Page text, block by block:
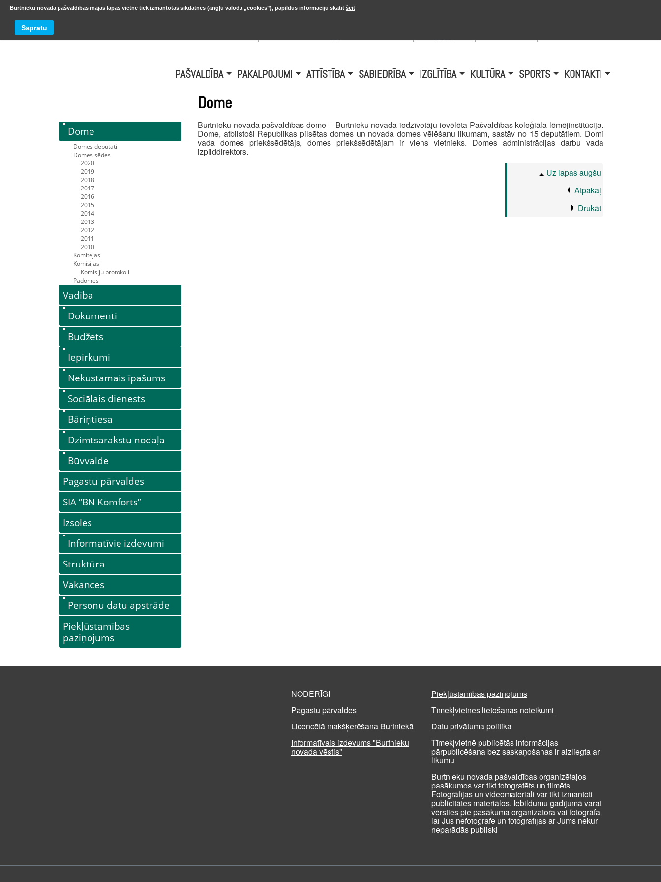
BURTNIEKU NOVADS m/s
izmērs
PAŠVALDĪBA PAKALPOJUMI ATTĪSTĪBA SABIEDRĪBA IZGLĪTĪBA KULTŪRA SPORTS KONTAKTI
Dome
Domes deputāti
Domes sēdes
2020
2019
2018
2017
2016
2015
2014
2013
2012
2011
2010
Komitejas
Komisijas
Komisiju protokoli
Padomes
Vadība
Dokumenti
Budžets
Iepirkumi
Nekustamais īpašums
Sociālais dienests
Bāriņtiesa
Dzimtsarakstu nodaļa
Būvvalde
Pagastu pārvaldes
SIA “BN Komforts”
Izsoles
Informatīvie izdevumi
Struktūra
Vakances
Personu datu apstrāde
Piekļūstamības
paziņojums
Dome
Burtnieku novada pašvaldības dome – Burtnieku novada iedzīvotāju ievēlēta Pašvaldības koleģiāla lēmējinstitūcija.
Dome, atbilstoši Republikas pilsētas domes un novada domes vēlēšanu likumam, sastāv no 15 deputātiem. Domi
vada domes priekšsēdētājs, domes priekšsēdētājam ir viens vietnieks. Domes administrācijas darbu vada
izpilddirektors.
Uz lapas augšu
Atpakaļ
Drukāt
NODERĪGI
Pagastu pārvaldes
Licencētā makšķerēšana Burtniekā
Informatīvais izdevums "Burtnieku
novada vēstis"
Piekļūstamības paziņojums
Tīmekļvietnes lietošanas noteikumi
Datu privātuma politika
Tīmekļvietnē publicētās informācijas
pārpublicēšana bez saskaņošanas ir aizliegta ar
likumu
Burtnieku novada pašvaldības organizētajos
pasākumos var tikt fotografēts un filmēts.
Fotogrāfijas un videomateriāli var tikt izmantoti
publicitātes materiālos. Iebildumu gadījumā varat
vērsties pie pasākuma organizatora vai fotogrāfa,
lai Jūs nefotografē un fotogrāfijas ar Jums nekur
neparādās publiski
Burtnieku novada pašvaldības mājas lapas vietnē tiek izmantotas sīkdatnes (angļu valodā „cookies”), papildus informāciju skatīt šeit
Sapratu